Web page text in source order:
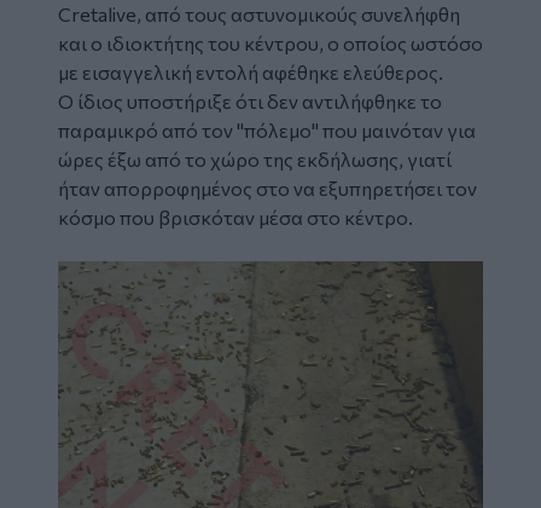
Cretalive, από τους αστυνομικούς συνελήφθη
και ο ιδιοκτήτης του κέντρου, ο οποίος ωστόσο
με εισαγγελική εντολή αφέθηκε ελεύθερος.
Ο ίδιος υποστήριξε ότι δεν αντιλήφθηκε το
παραμικρό από τον "πόλεμο" που μαινόταν για
ώρες έξω από το χώρο της εκδήλωσης, γιατί
ήταν απορροφημένος στο να εξυπηρετήσει τον
κόσμο που βρισκόταν μέσα στο κέντρο.